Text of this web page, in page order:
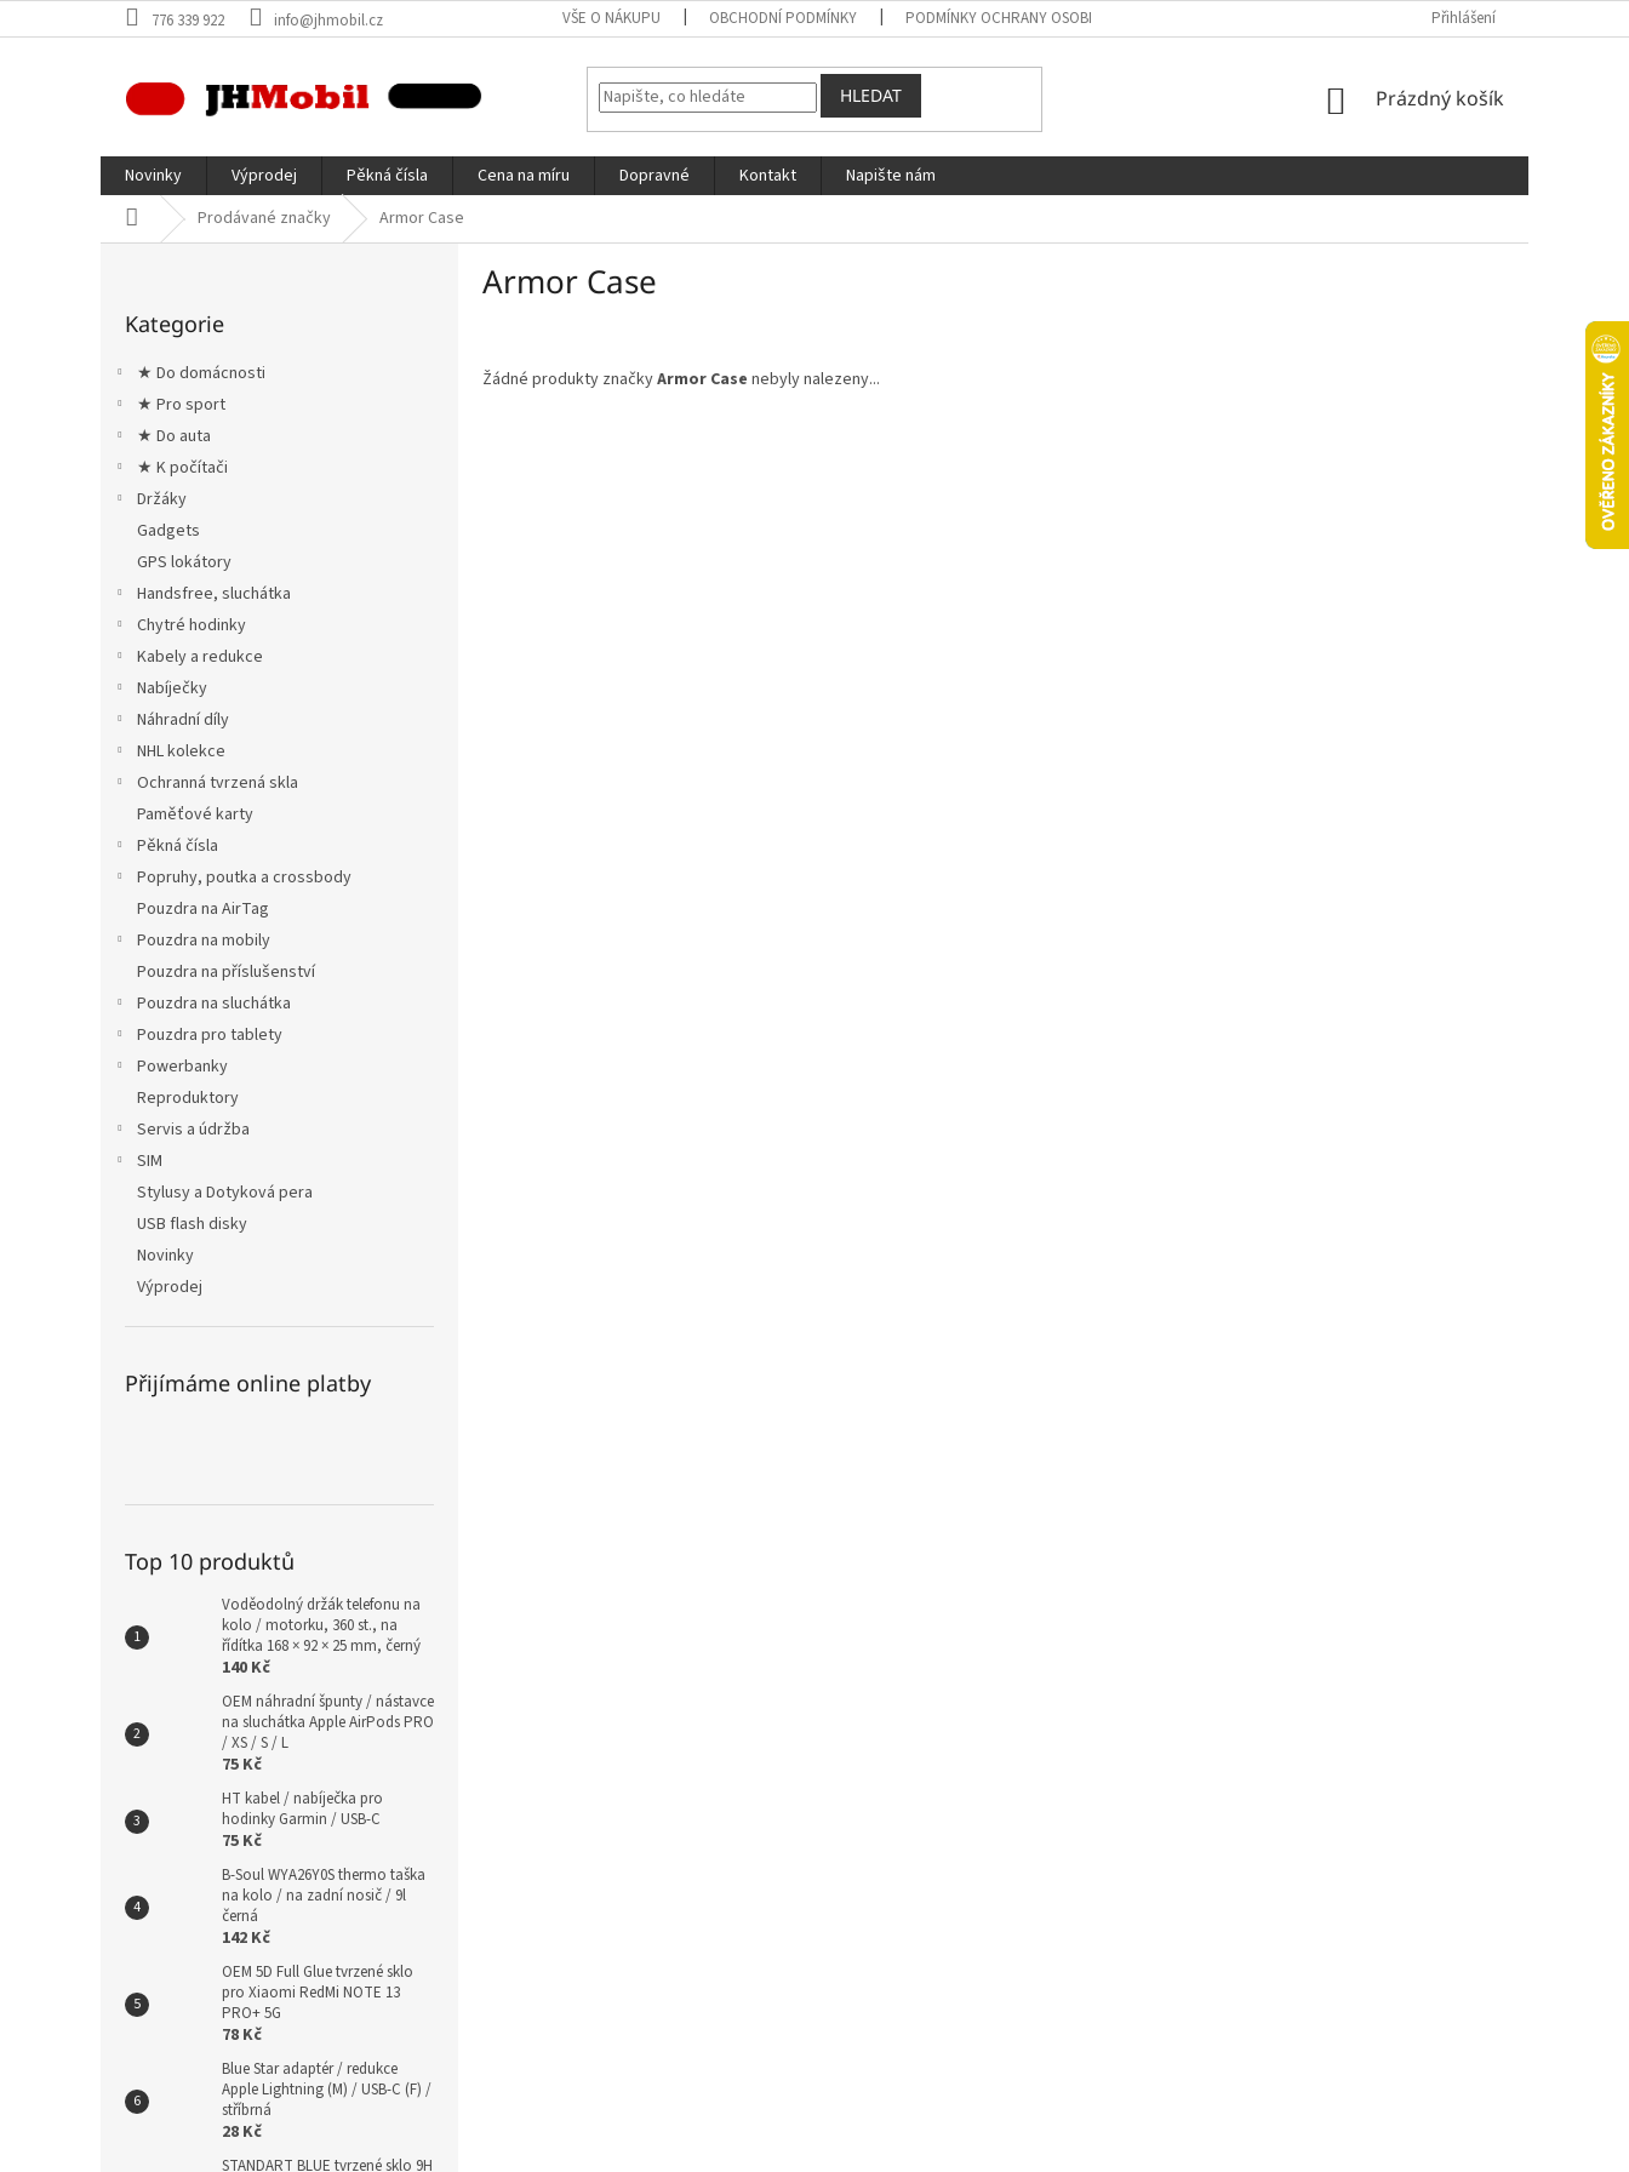
na
776 339 922 info@jhmobil.cz VŠE O NÁKUPU OBCHODNÍ PODMÍNKY PODMÍNKY OCHRANY OSOBNÍCH ÚDAJŮ Přihlášení
HLEDAT
NÁKUPNÍ
Prázdný košík
Novinky Výprodej Pěkná čísla Cena na míru Dopravné Kontakt
Napište nám
Domů Prodávané značky Armor Case
kategorie
Kategorie
★ Do domácnosti
★ Pro sport
★ Do auta
★ K počítači
Držáky
Gadgets
GPS lokátory
Handsfree, sluchátka
Chytré hodinky
Kabely a redukce
Nabíječky
Náhradní díly
NHL kolekce
Ochranná tvrzená skla
Paměťové karty
Pěkná čísla
Popruhy, poutka a crossbody
Pouzdra na AirTag
Pouzdra na mobily
Pouzdra na příslušenství
Pouzdra na sluchátka
Pouzdra pro tablety
Powerbanky
Reproduktory
Servis a údržba
SIM
Stylusy a Dotyková pera
USB flash disky
Novinky
Výprodej
Přijímáme online platby
Top 10 produktů
Voděodolný držák telefonu na
kolo / motorku, 360 st., na
řídítka 168 × 92 × 25 mm, černý
140 Kč
OEM náhradní špunty / nástavce
na sluchátka Apple AirPods PRO
/ XS / S / L
75 Kč
HT kabel / nabíječka pro
hodinky Garmin / USB-C
75 Kč
B-Soul WYA26Y0S thermo taška
na kolo / na zadní nosič / 9l
černá
142 Kč
OEM 5D Full Glue tvrzené sklo
pro Xiaomi RedMi NOTE 13
PRO+ 5G
78 Kč
Blue Star adaptér / redukce
Apple Lightning (M) / USB-C (F) /
stříbrná
28 Kč
STANDART BLUE tvrzené sklo 9H
Armor Case
Žádné produkty značkyArmor Case nebyly nalezeny...